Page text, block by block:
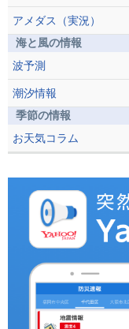
アメダス（実況）
海と風の情報
波予測
潮汐情報
季節の情報
お天気コラム